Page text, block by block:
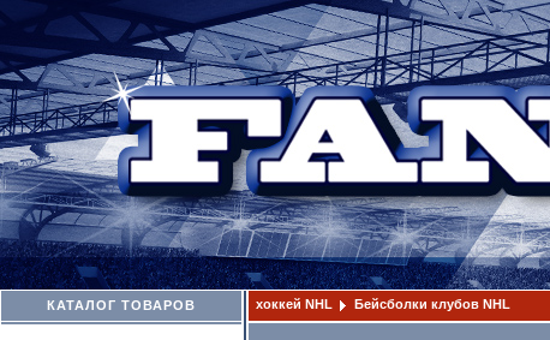
КАТАЛОГ ТОВАРОВ хоккей NHL Бейсболки клубов NHL